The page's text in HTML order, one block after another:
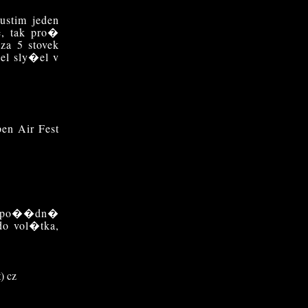
jeden
tak pro�
5 stovek
sly�el v
Air Fest
po��dn�
vol�tka,
cz